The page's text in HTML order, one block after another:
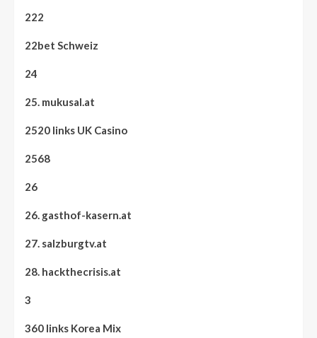
222
22bet Schweiz
24
25. mukusal.at
2520 links UK Casino
2568
26
26. gasthof-kasern.at
27. salzburgtv.at
28. hackthecrisis.at
3
360 links Korea Mix